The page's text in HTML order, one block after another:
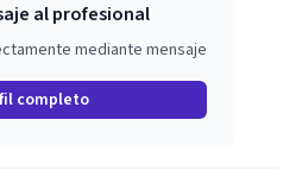
al profesional
mediante mensaje
completo